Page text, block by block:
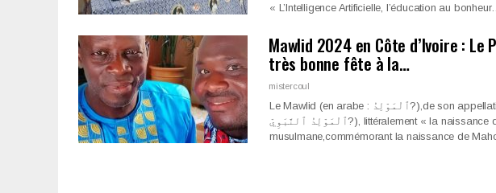
« L’Intelligence Artificielle, l’éducation au bonheur…
Mawlid 2024 en Côte d’Ivoire : Le
très bonne fête à la…
mistercoul
Le Mawlid (en arabe : ٱلْمَوّلِدُ?),de son appellation complète al-Mawlid al-nabawi (en arabe :
ٱلْمَوّلِدُ ٱلنَّبَوِيّ?), littéralement « la naissance du prophète », est une fête
musulmane,commémorant la naissance de